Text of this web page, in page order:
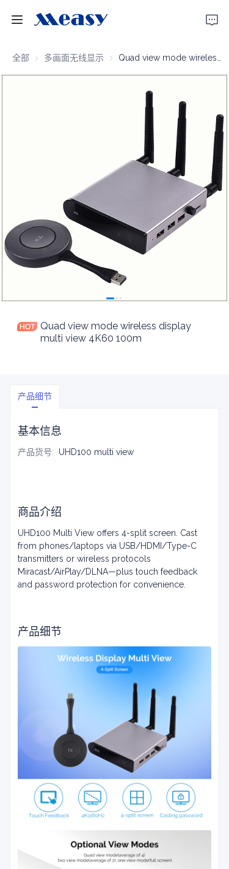
全部 多画面无线显示 多画面无线显示
Quad view mode wireless display
multi view 4K60 100m
产品细节
基本信息
产品货号: UHD100 multi view
商品介绍
UHD100 Multi View offers 4-split screen. Cast
from phones/laptops via USB/HDMI/Type-C
transmitters or wireless protocols
Miracast/AirPlay/DLNA—plus touch feedback
and password protection for convenience.
产品细节
首页